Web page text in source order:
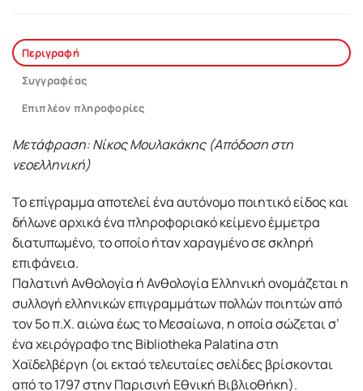
Περιγραφή
Συγγραφέας
Επιπλέον πληροφορίες
Μετάφραση: Νίκος Μουλακάκης (Απόδοση στη
νεοελληνική)
Το επίγραμμα αποτελεί ένα αυτόνομο ποιητικό είδος και
δήλωνε αρχικά ένα πληροφοριακό κείμενο έμμετρα
διατυπωμένο, το οποίο ήταν χαραγμένο σε σκληρή
επιφάνεια.
Παλατινή Ανθολογία ή Ανθολογία Ελληνική ονομάζεται η
συλλογή ελληνικών επιγραμμάτων πολλών ποιητών από
τον 5ο π.Χ. αιώνα έως το Μεσαίωνα, η οποία σώζεται σ’
ένα χειρόγραφο της Bibliotheka Palatina στη
Χαϊδελβέργη (οι εκταό τελευταίες σελίδες βρίσκονται
από το 1797 στην Παρισινή Εθνική Βιβλιοθήκη).